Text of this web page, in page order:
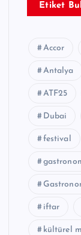
Etiket
Accor
Antalya
ATF25
Dubai
festival
iftar
kültürel